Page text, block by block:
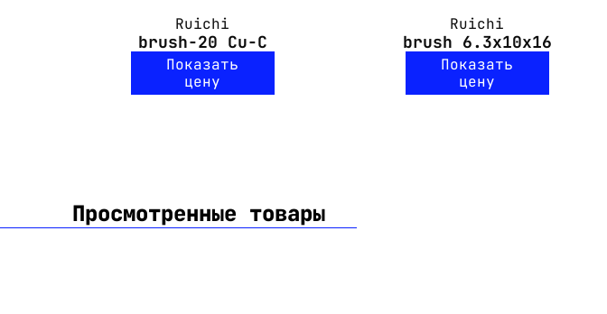
Ruichi
brush-20 Cu-C
Показать
цену
Ruichi
brush 6.3x10x16
Показать
цену
Просмотренные товары